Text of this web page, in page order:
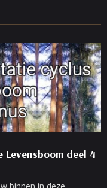
deel 4